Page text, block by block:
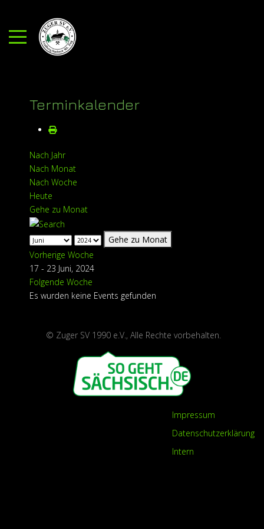
Mobile Menu Toggle
Terminkalender
Nach Jahr
Nach Monat
Nach Woche
Heute
Gehe zu Monat
Gehe zu Monat
Vorherige Woche
17 - 23 Juni, 2024
Folgende Woche
Es wurden keine Events gefunden
© Zuger SV 1990 e.V., Alle Rechte vorbehalten.
Impressum
Datenschutzerklärung
Intern